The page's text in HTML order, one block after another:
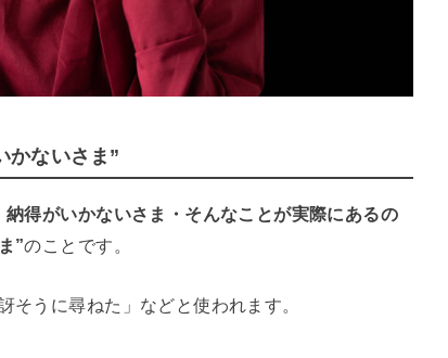
かないさま”
得がいかないさま・そんなことが実際にあるの
”のことです。
そうに尋ねた」などと使われます。